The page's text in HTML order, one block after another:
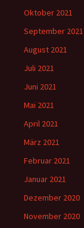
Oktober 2021
September 2021
August 2021
Juli 2021
Juni 2021
Mai 2021
April 2021
März 2021
Februar 2021
Januar 2021
Dezember 2020
November 2020